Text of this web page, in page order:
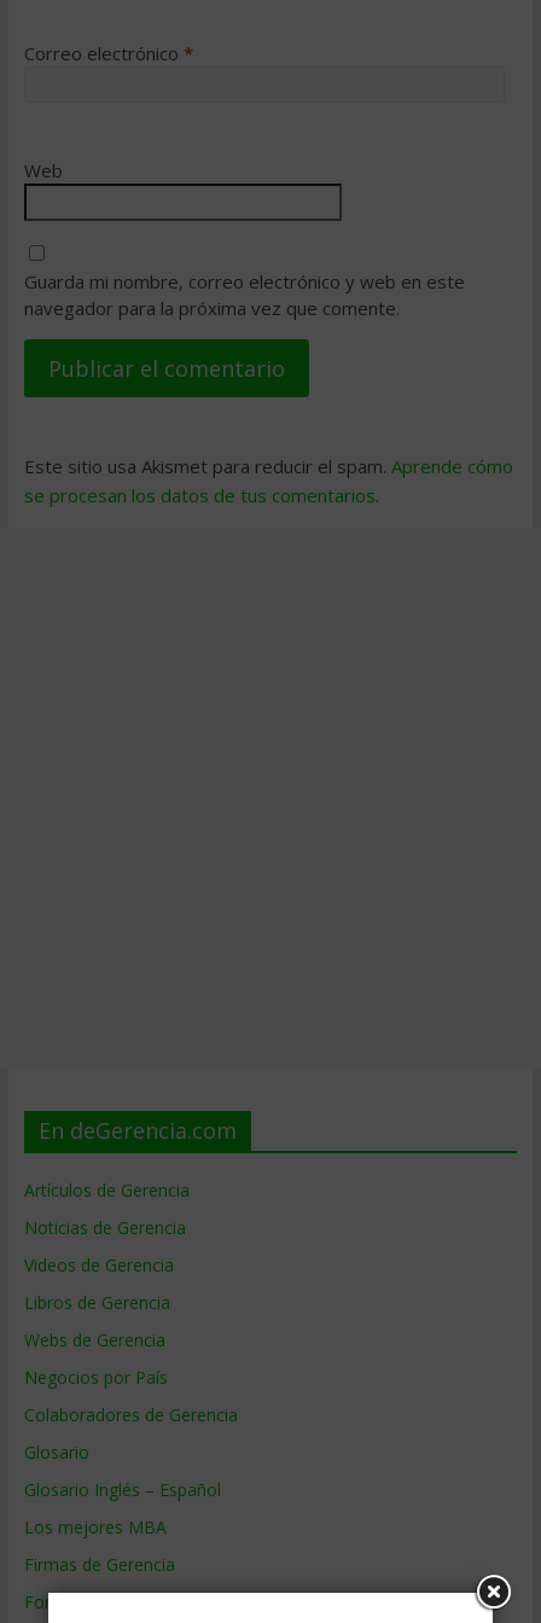
Correo electrónico *
Web
Guarda mi nombre, correo electrónico y web en este
navegador para la próxima vez que comente.
Este sitio usa Akismet para reducir el spam. Aprende cómo
se procesan los datos de tus comentarios.
En deGerencia.com
Artículos de Gerencia
Noticias de Gerencia
Videos de Gerencia
Libros de Gerencia
Webs de Gerencia
Negocios por País
Colaboradores de Gerencia
Glosario
Glosario Inglés – Español
Los mejores MBA
Firmas de Gerencia
Formación de Gerencia